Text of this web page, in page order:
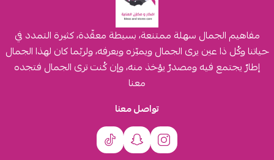
مفاهيم الجمال سهلة ممتنعة، بسيطة معقّدة، كثيرة التمدد في
حياتنا وكُل ذا عين يرى الجمال ويميّزه ويعرفه، ولربّما كان لهذا الجمال
إطارٌ يجتمع فيه ومصدرٌ يؤخذ منه، وإن كُنت ترى الجمال فتجده
معنا
تواصل معنا